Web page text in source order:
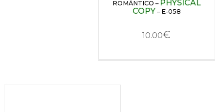
ROMÁNTICO – PHYSICAL
COPY – E-058
10.00€